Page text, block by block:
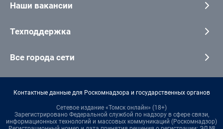
Наши вакансии
Техподдержка
Все города сети
Контактные данные для Роскомнадзора и государственных органов
Сетевое издание «Томск онлайн» (18+)
Зарегистрировано Федеральной службой по надзору в сфере связи,
информационных технологий и массовых коммуникаций (Роскомнадзор)